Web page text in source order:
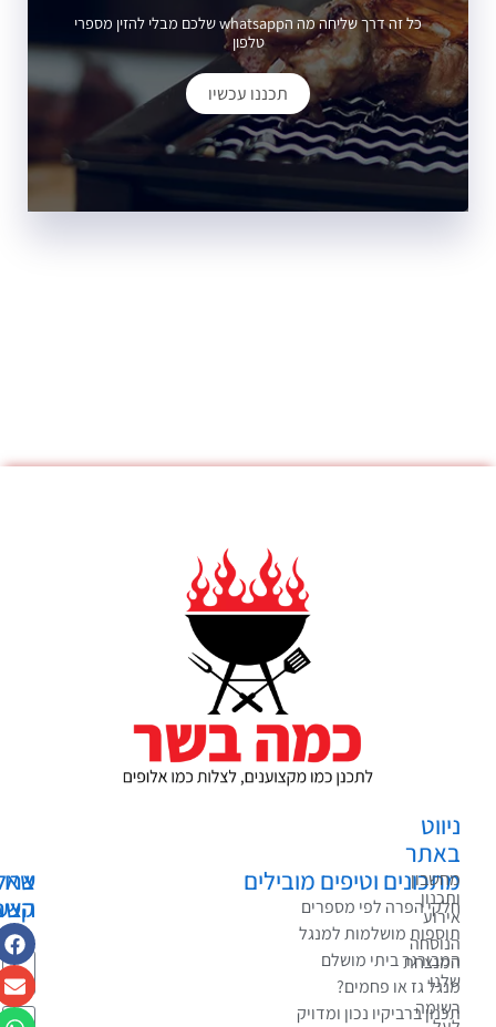
כל זה דרך שליחה מה הwhatsapp שלכם מבלי להזין מספרי
טלפון
תכננו עכשיו
שאלות?
הצעות?
בקשות?
וטיפים מובילים
הפרה לפי מספרים
מושלמות למנגל
ביתי מושלם
גז או פחמים?
ברביקיו נכון ומדויק